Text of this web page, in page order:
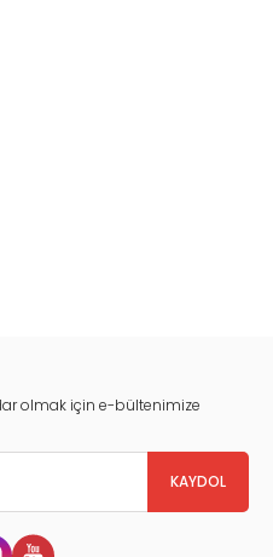
olmak için e-bültenimize
KAYDOL